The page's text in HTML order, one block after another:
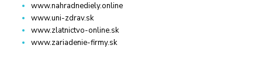
www.nahradnediely.online
www.uni-zdrav.sk
www.zlatnictvo-online.sk
www.zariadenie-firmy.sk